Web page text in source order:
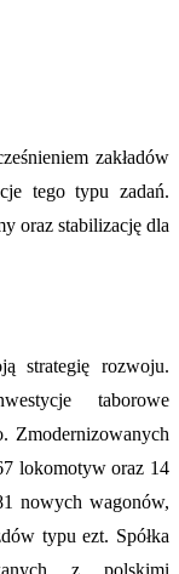
zakładów
tego typu zadań.
oraz stabilizację dla
strategię rozwoju.
taborowe
Zmodernizowanych
lokomotyw oraz 14
nowych wagonów,
typu ezt. Spółka
z polskimi